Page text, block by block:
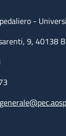
-
9, 40138